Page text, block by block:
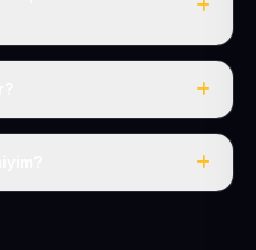
tüm Develi ve Develi
her şey dahil.